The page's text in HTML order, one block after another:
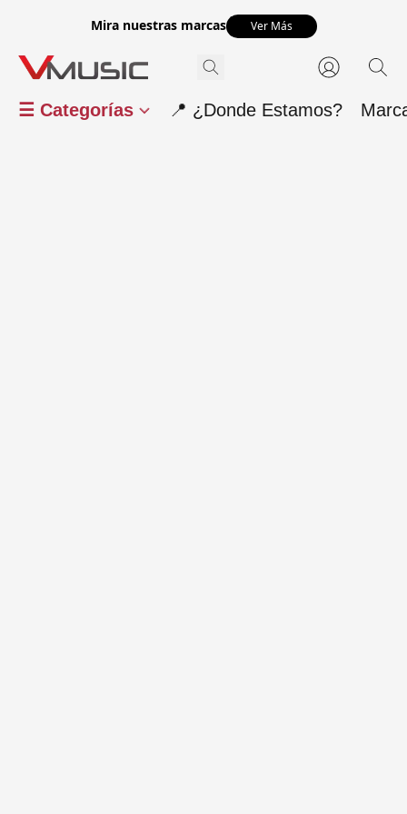
Mira nuestras marcas Ver Más
☰ Categorías 📍 ¿Donde Estamos?